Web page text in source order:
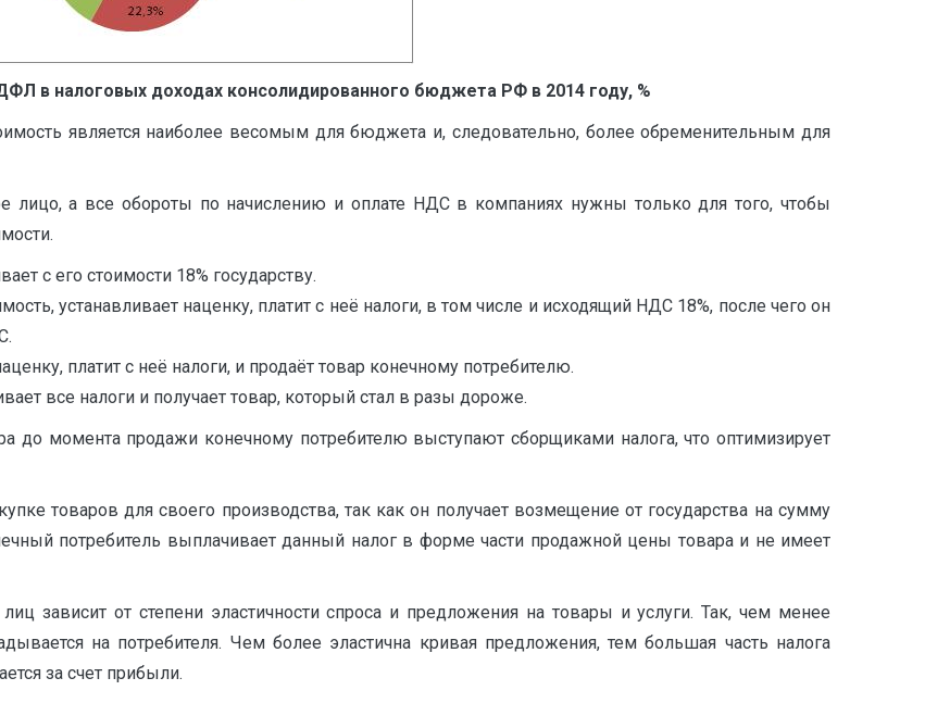
в налоговых доходах консолидированного бюджета РФ в 2014 году, %
является наиболее весомым для бюджета и, следовательно, более обременительным для
лицо, а все обороты по начислению и оплате НДС в компаниях нужны только для того, чтобы
с его стоимости 18% государству.
устанавливает наценку, платит с неё налоги, в том числе и исходящий НДС 18%, после чего он
платит с неё налоги, и продаёт товар конечному потребителю.
все налоги и получает товар, который стал в разы дороже.
до момента продажи конечному потребителю выступают сборщиками налога, что оптимизирует
товаров для своего производства, так как он получает возмещение от государства на сумму
потребитель выплачивает данный налог в форме части продажной цены товара и не имеет
зависит от степени эластичности спроса и предложения на товары и услуги. Так, чем менее
на потребителя. Чем более эластична кривая предложения, тем большая часть налога
за счет прибыли.